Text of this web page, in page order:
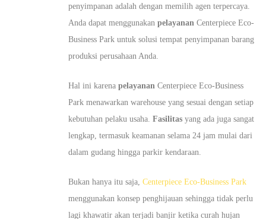
penyimpanan adalah dengan memilih agen terpercaya.
Anda dapat menggunakan pelayanan Centerpiece Eco-
Business Park untuk solusi tempat penyimpanan barang
produksi perusahaan Anda.
Hal ini karena pelayanan Centerpiece Eco-Business
Park menawarkan warehouse yang sesuai dengan setiap
kebutuhan pelaku usaha. Fasilitas yang ada juga sangat
lengkap, termasuk keamanan selama 24 jam mulai dari
dalam gudang hingga parkir kendaraan.
Bukan hanya itu saja, Centerpiece Eco-Business Park
menggunakan konsep penghijauan sehingga tidak perlu
lagi khawatir akan terjadi banjir ketika curah hujan